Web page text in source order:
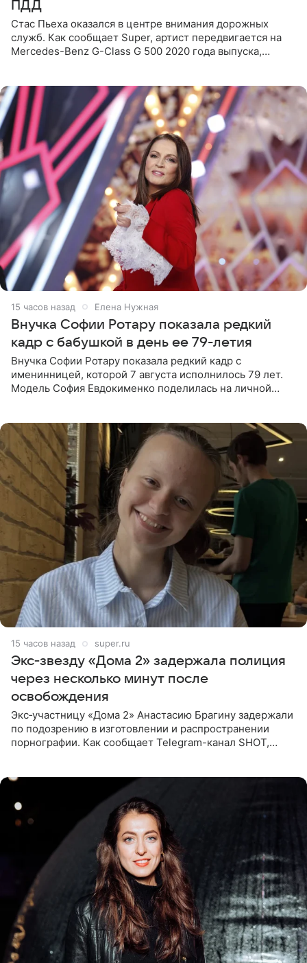
ПДД
Стас Пьеха оказался в центре внимания дорожных
служб. Как сообщает Super, артист передвигается на
Mercedes-Benz G-Class G 500 2020 года выпуска,
15 часов назад Елена Нужная
Внучка Софии Ротару показала редкий
кадр с бабушкой в день ее 79-летия
Внучка Софии Ротару показала редкий кадр с
именинницей, которой 7 августа исполнилось 79 лет.
Модель София Евдокименко поделилась на личной
15 часов назад super.ru
Экс‑звезду «Дома 2» задержала полиция
через несколько минут после
освобождения
Экс‑участницу «Дома 2» Анастасию Брагину задержали
по подозрению в изготовлении и распространении
порнографии. Как сообщает Telegram-канал SHOT,